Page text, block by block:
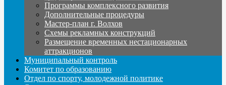
Программы комплексного развития
Дополнительные процедуры
Мастер-план г. Волхов
Схемы рекламных конструкций
Размещение временных нестационарных
аттракционов
Муниципальный контроль
Комитет по образованию
Отдел по спорту, молодежной политике